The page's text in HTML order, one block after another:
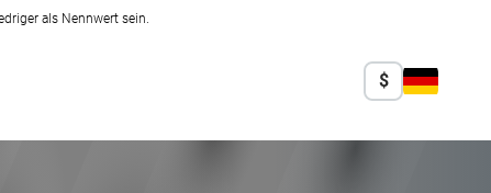
als Nennwert sein.
$